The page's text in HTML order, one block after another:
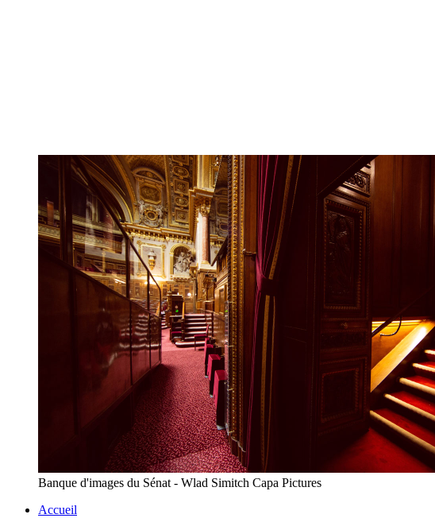
Banque d'images du Sénat - Wlad Simitch Capa Pictures
Accueil